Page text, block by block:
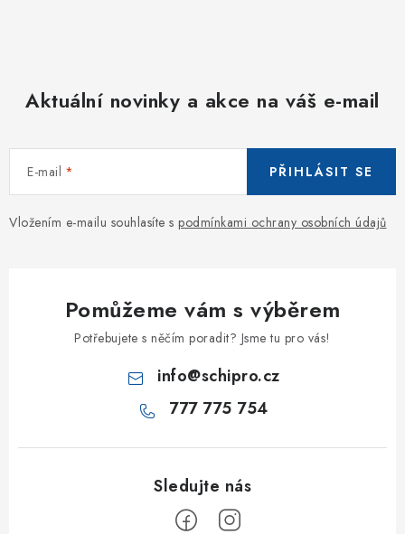
Aktuální novinky a akce na váš e-mail
E-mail
Vložením e-mailu souhlasíte s podmínkami ochrany osobních údajů
PŘIHLÁSIT SE
Pomůžeme vám s výběrem
Potřebujete s něčím poradit? Jsme tu pro vás!
info@schipro.cz
777 775 754